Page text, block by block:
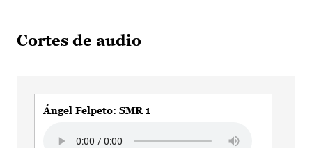
Cortes de audio
Ángel Felpeto: SMR 1